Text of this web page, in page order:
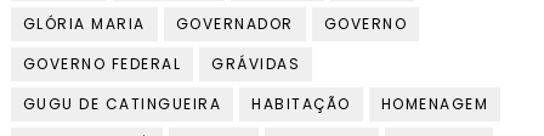
GLÓRIA MARIA
GOVERNADOR
GOVERNO
GOVERNO FEDERAL
GRÁVIDAS
GUGU DE CATINGUEIRA
HABITAÇÃO
HOMENAGEM